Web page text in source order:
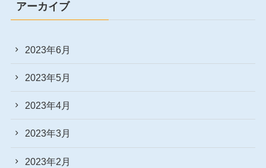
アーカイブ
2023年6月
2023年5月
2023年4月
2023年3月
2023年2月